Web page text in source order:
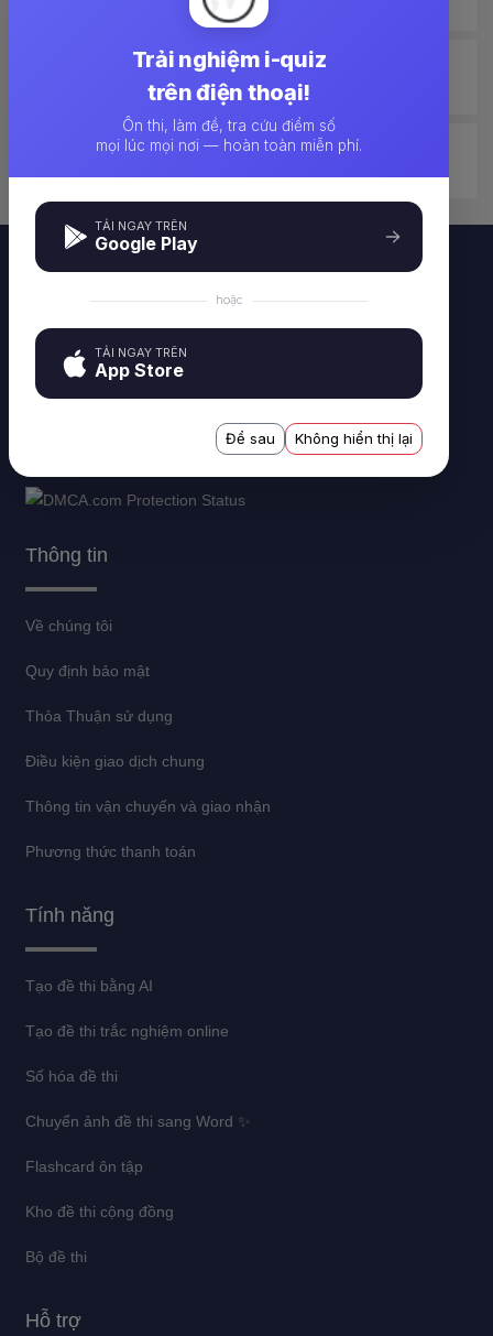
しょうじる
Công cụ tạo và làm đề thi trực tuyến IQUIZ - i-quiz.vn
Công ty TNHH CTSOFT VIỆT NAM - 227 Nguyễn Ngọc Nại,
Thông tin
Về chúng tôi
Quy định bảo mật
Thỏa Thuận sử dụng
Điều kiện giao dịch chung
Thông tin vận chuyển và giao nhận
Phương thức thanh toán
Tính năng
Tạo đề thi bằng AI
Tạo đề thi trắc nghiệm online
Số hóa đề thi
Chuyển ảnh đề thi sang Word ✨
Flashcard ôn tập
Kho đề thi cộng đồng
Bộ đề thi
Hỗ trợ
Trải nghiệm i-quiz
trên điện thoại!
Ôn thi, làm đề, tra cứu điểm số
mọi lúc mọi nơi — hoàn toàn miễn phí.
TẢI NGAY TRÊN
Google Play
hoặc
TẢI NGAY TRÊN
App Store
Để sau Không hiển thị lại